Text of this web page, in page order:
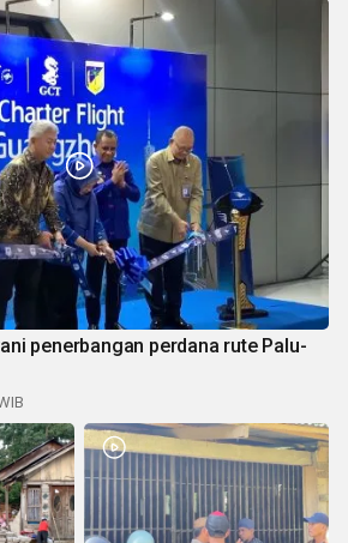
penerbangan perdana rute Palu-